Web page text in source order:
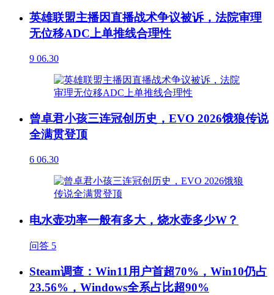
英雄联盟主播因直播战术争议被诉，法院审理
无位移ADC上单推线合理性
9 06.30
曾卓君小孩三连冠创历史，EVO 2026饿狼传说
全满贯登顶
6 06.30
电水壶功率一般有多大，烧水壶多少W？
问答 5
Steam调查：Win11用户首超70%，Win10仍占
23.56%，Windows全系占比超90%